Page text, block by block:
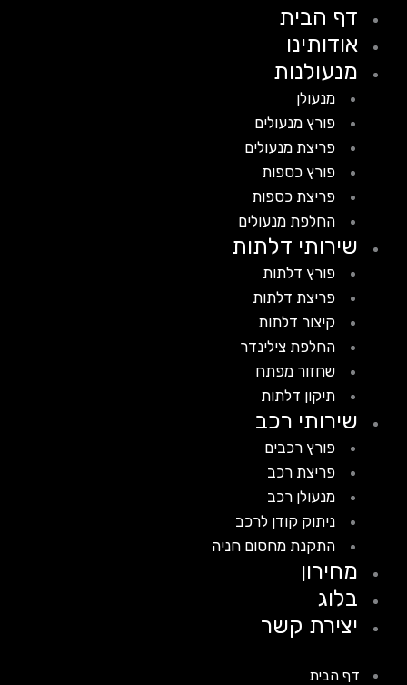
דף הבית
אודותינו
מנעולנות
מנעולן
פורץ מנעולים
פריצת מנעולים
פורץ כספות
פריצת כספות
החלפת מנעולים
שירותי דלתות
פורץ דלתות
פריצת דלתות
קיצור דלתות
החלפת צילינדר
שחזור מפתח
תיקון דלתות
שירותי רכב
פורץ רכבים
פריצת רכב
מנעולן רכב
ניתוק קודן לרכב
התקנת מחסום חניה
מחירון
בלוג
יצירת קשר
דף הבית